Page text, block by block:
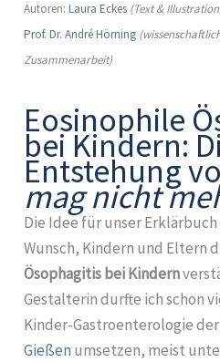
Autoren: Laura Eckes (Text &
Prof. Dr. André Hörning
Zusammenarbeit)
Eosinophile
bei Kindern:
Entstehung
mag nicht
Die Idee für unser
Wunsch, Kindern und Eltern
Ösophagitis bei Kindern
Gestalterin durfte ich schon
Kinder-Gastroenterologie der
Gießen umsetzen, meist